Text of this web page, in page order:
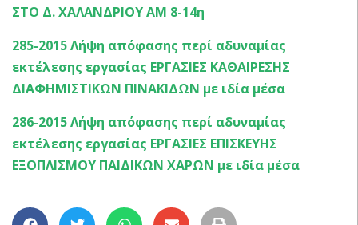
ΣΤΟ Δ. ΧΑΛΑΝΔΡΙΟΥ ΑΜ 8-14η
285-2015 Λήψη απόφασης περί αδυναμίας
εκτέλεσης εργασίας ΕΡΓΑΣΙΕΣ ΚΑΘΑΙΡΕΣΗΣ
ΔΙΑΦΗΜΙΣΤΙΚΩΝ ΠΙΝΑΚΙΔΩΝ με ιδία μέσα
286-2015 Λήψη απόφασης περί αδυναμίας
εκτέλεσης εργασίας ΕΡΓΑΣΙΕΣ ΕΠΙΣΚΕΥΗΣ
ΕΞΟΠΛΙΣΜΟΥ ΠΑΙΔΙΚΩΝ ΧΑΡΩΝ με ιδία μέσα